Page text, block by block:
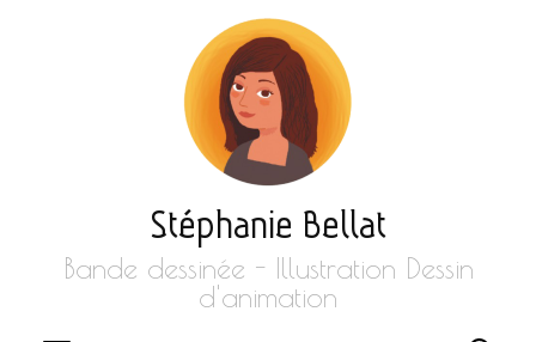
Stéphanie Bellat
Bande dessinée - Illustration Dessin
d'animation